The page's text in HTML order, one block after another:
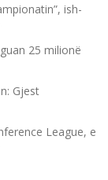
ish-
25 milionë
Gjest
League, e